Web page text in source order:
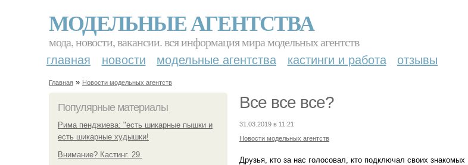
МОДЕЛЬНЫЕ АГЕНТСТВА
мода, новости, вакансии. вся информация мира модельных агентств
главная новости модельные агентства кастинги и работа отзывы
Главная » Новости модельных агентств
Популярные материалы
Рима пенджиева: "есть шикарные пышки и
есть шикарные худышки!
Внимание? Кастинг. 29.
Все все все?
31.03.2019 в 11:21
Новости модельных агентств
Друзья, кто за нас голосовал, кто подключал своих